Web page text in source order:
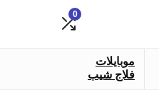
0
موبايلات
فلاج شيب